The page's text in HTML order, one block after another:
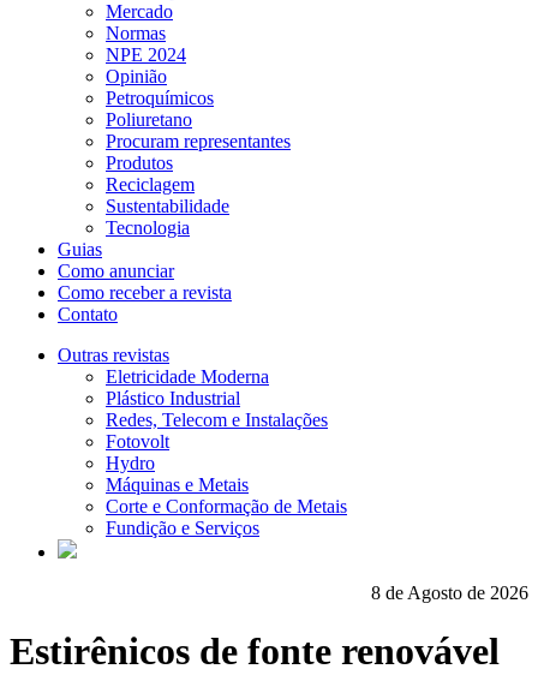
Mercado
Normas
NPE 2024
Opinião
Petroquímicos
Poliuretano
Procuram representantes
Produtos
Reciclagem
Sustentabilidade
Tecnologia
Guias
Como anunciar
Como receber a revista
Contato
Outras revistas
Eletricidade Moderna
Plástico Industrial
Redes, Telecom e Instalações
Fotovolt
Hydro
Máquinas e Metais
Corte e Conformação de Metais
Fundição e Serviços
8 de Agosto de 2026
Estirênicos de fonte renovável